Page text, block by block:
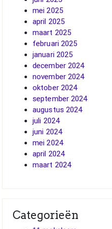
mei 2025
april 2025
maart 2025
februari 2025
januari 2025
december 2024
november 2024
oktober 2024
september 2024
augustus 2024
juli 2024
juni 2024
mei 2024
april 2024
maart 2024
Categorieën